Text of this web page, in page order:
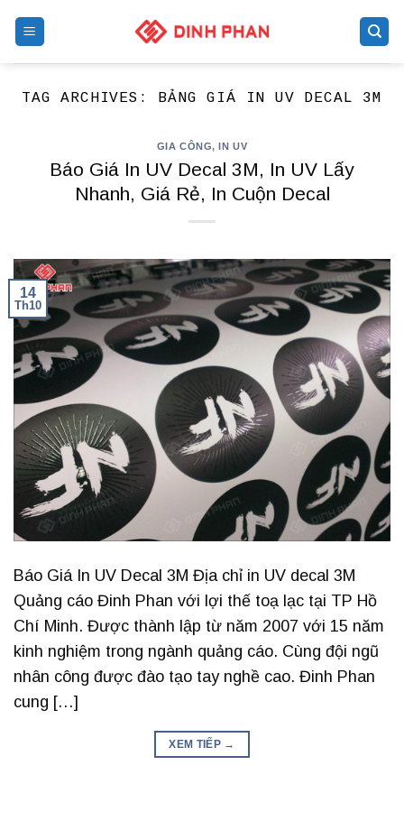
TAG ARCHIVES: BẢNG GIÁ IN UV DECAL 3M
GIA CÔNG,IN UV
Báo Giá In UV Decal 3M, In UV Lấy
Nhanh, Giá Rẻ, In Cuộn Decal
14
Th10
Báo Giá In UV Decal 3M Địa chỉ in UV decal 3M
Quảng cáo Đinh Phan với lợi thế toạ lạc tại TP Hồ
Chí Minh. Được thành lập từ năm 2007 với 15 năm
kinh nghiệm trong ngành quảng cáo. Cùng đội ngũ
nhân công được đào tạo tay nghề cao. Đinh Phan
cung […]
XEM TIẾP →